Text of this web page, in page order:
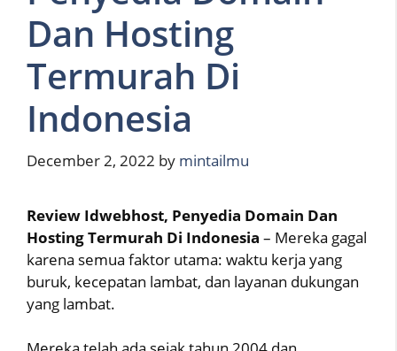
Dan Hosting
Termurah Di
Indonesia
December 2, 2022 by mintailmu
Review Idwebhost, Penyedia Domain Dan
Hosting Termurah Di Indonesia – Mereka gagal
karena semua faktor utama: waktu kerja yang
buruk, kecepatan lambat, dan layanan dukungan
yang lambat.